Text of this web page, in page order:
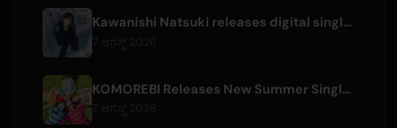
Kawanishi Natsuki releases digital single 'Sayonara wa Ichiban Kirei na Atashi de'
KOMOREBI Releases New Summer Single 'Letsu Natsu'